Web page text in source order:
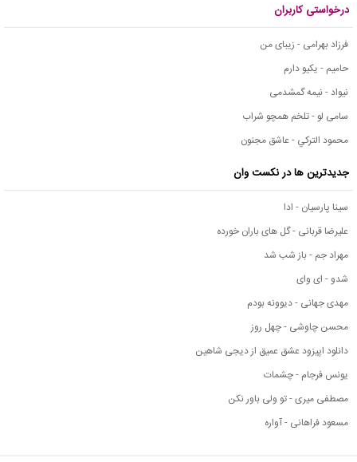
درخواستی کاربران
فرزاد بهرامی - زیبای من
حامیم - یکیو دارم
نیواد - نیمه گمشدمی
سامی لو - تلخم همچو شراب
محمود التركي - عاشق مجنون
جدیدترین ها در نکست وان
سینا پارسیان - ادا
علیرضا قربانی - گل های باران خورده
مهراد جم - باز شب شد
شدو - ای وای
مهدی جهانی - دیوونه بودم
محسن چاوشی - چهل روز
دانلود اپیزود عشق عمیق از دیجی شاهین
یونس فرجام - چشمات
مصطفی میری - تو ولی باور نکن
مسعود فراهانی - آواره